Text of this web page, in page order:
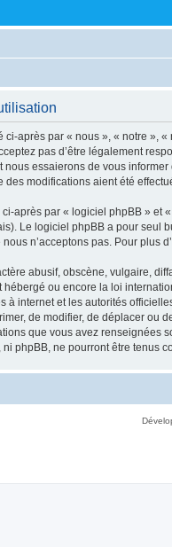
après par « nous », « notre »,
pas d’être légalement
nous essaierons de vous
modifications aient été
après par « logiciel phpBB »
Le logiciel phpBB a pour seul
n’acceptons pas. Pour plus
abusif, obscène, vulgaire,
hébergé ou encore la loi
à internet et les autorités
de modifier, de déplacer ou
que vous avez
phpBB, ne pourront être